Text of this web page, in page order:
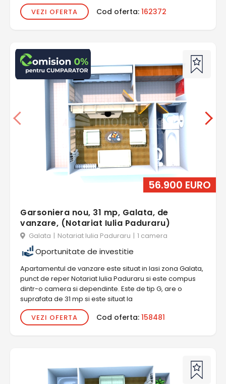
VEZI OFERTA
Cod oferta: 162372
56.900 EURO
Garsoniera nou, 31 mp, Galata, de
vanzare, (Notariat Iulia Paduraru)
Galata | Notariat Iulia Paduraru | 1 camera
Oportunitate de investitie
Apartamentul de vanzare este situat in Iasi zona Galata,
punct de reper Notariat Iulia Paduraru si este compus
dintr-o camera si dependinte. Este de tip G, are o
suprafata de 31 mp si este situat la
VEZI OFERTA
Cod oferta: 158481